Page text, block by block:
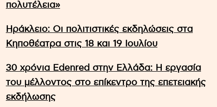
πολυτέλεια»
Ηράκλειο: Οι πολιτιστικές εκδηλώσεις στα
Κηποθέατρα στις 18 και 19 Ιουλίου
30 χρόνια Edenred στην Ελλάδα: Η εργασία
του μέλλοντος στο επίκεντρο της επετειακής
εκδήλωσης